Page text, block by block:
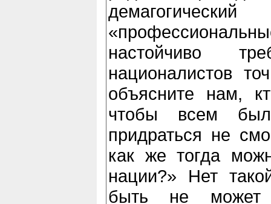
настойчиво
националистов
объясните нам,
чтобы всем
придраться не
как же тогда
нации?» Нет
быть не может